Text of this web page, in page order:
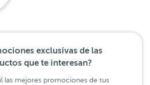
exclusivas de las
que te interesan?
las mejores promociones de tus